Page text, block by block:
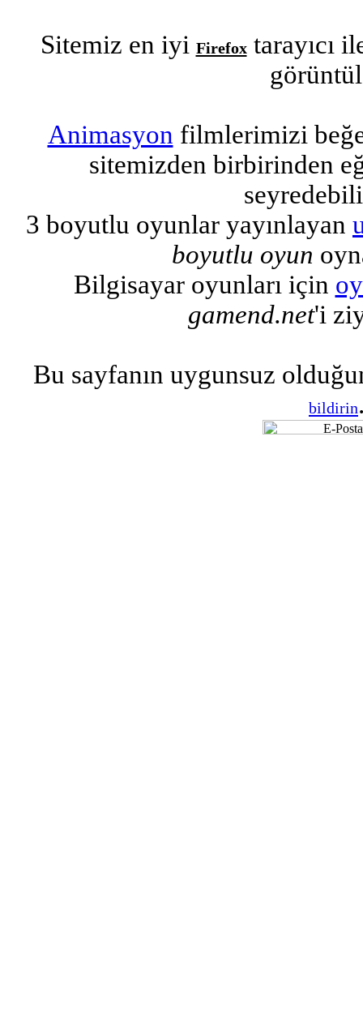
Sitemiz en iyi Firefoxtarayıcı
Animasyon filmlerimizi
sitemizden birbirinden
3 boyutlu oyunlar yayınlayan
boyutlu oyun
Bilgisayar oyunları için
gamend.net'i
Bu sayfanın uygunsuz
bildirin